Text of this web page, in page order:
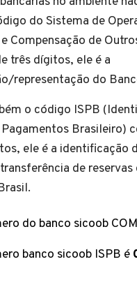
do Sistema de
Compensação de
três dígitos, ele é a
representação do
o código ISPB
Brasileiro)
ele é a identificação
de reservas
do banco sicoob
banco sicoob ISPB é